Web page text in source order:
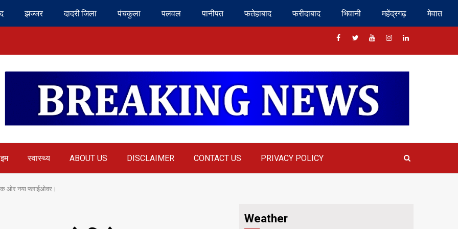
झज्जर दादरी जिला पंचकुला पलवल पानीपत फतेहाबाद फरीदाबाद भिवानी महेंद्रगढ़ मेवात
Facebook
TwitterYoutubeInstragram
Linkedin
स्वास्थ्य ABOUT US DISCLAIMER CONTACT US PRIVACY POLICY
ओर नया फ्लाईओवर।
Weather